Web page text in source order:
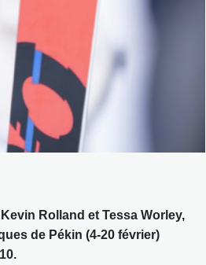
Rolland et Tessa Worley,
de Pékin (4-20 février)